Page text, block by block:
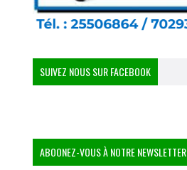
SUIVEZ NOUS SUR FACEBOOK
ABOONEZ-VOUS À NOTRE NEWSLETTER